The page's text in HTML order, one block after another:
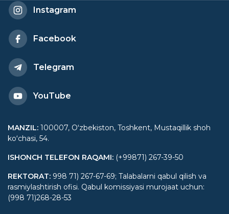
Instagram
Facebook
Telegram
YouTube
MANZIL: 100007, Oʻzbekiston, Toshkent, Mustaqillik shoh
koʻchasi, 54.
ISHONCH TELEFON RAQAMI: (+99871) 267-39-50
REKTORAT: 998 71) 267-67-69; Talabalarni qabul qilish va
rasmiylashtirish ofisi. Qabul komissiyasi murojaat uchun:
(998 71)268-28-53